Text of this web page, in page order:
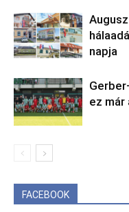
napja
ez már
FACEBOOK